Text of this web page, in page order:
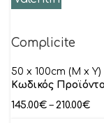
Complicite
50 x 100cm (M x Y)
Κωδικός
145.00€ – 210.00€